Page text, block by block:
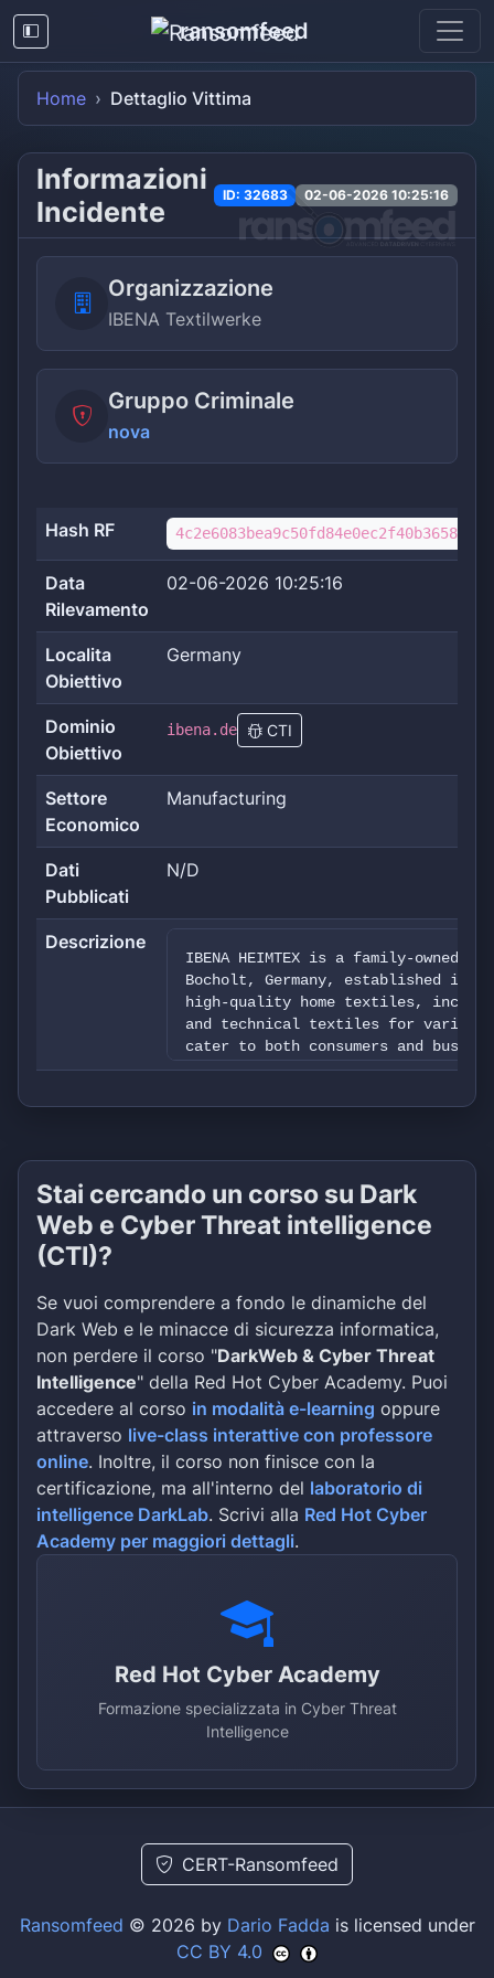
ransomfeed
Home Dettaglio Vittima
Informazioni
Incidente
ID: 32683 02-06-2026 10:25:16
Organizzazione
IBENA Textilwerke
Gruppo Criminale
nova
Hash RF
Data
Rilevamento
02-06-2026 10:25:16
Localita
Obiettivo
Germany
Dominio
Obiettivo
ibena.de CTI
Settore
Economico
Manufacturing
Dati
Pubblicati
N/D
Descrizione
IBENA HEIMTEX is a family-owned
Bocholt, Germany, established in
high-quality home textiles,
and technical textiles for various
cater to both consumers and
fireproof fabrics, digital
sustainability and quality,
data, free 2 files decrypt to the
Stai cercando un corso su Dark
Web e Cyber Threat intelligence
(CTI)?
Se vuoi comprendere a fondo le dinamiche del
Dark Web e le minacce di sicurezza informatica,
non perdere il corso "DarkWeb & Cyber Threat
Intelligence" della Red Hot Cyber Academy. Puoi
accedere al corso in modalità e-learning oppure
attraverso live-class interattive con professore
online. Inoltre, il corso non finisce con la
certificazione, ma all'interno del laboratorio di
intelligence DarkLab. Scrivi alla Red Hot Cyber
Academy per maggiori dettagli.
Red Hot Cyber Academy
Formazione specializzata in Cyber Threat
Intelligence
CERT-Ransomfeed
Ransomfeed © 2026 by Dario Fadda is licensed under
CC BY 4.0